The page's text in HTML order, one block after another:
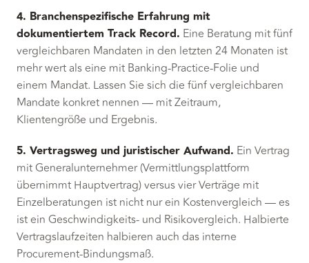
4. Branchenspezifische Erfahrung mit
dokumentiertem Track Record. Eine Beratung mit fünf
vergleichbaren Mandaten in den letzten 24 Monaten ist
mehr wert als eine mit Banking-Practice-Folie und
einem Mandat. Lassen Sie sich die fünf vergleichbaren
Mandate konkret nennen — mit Zeitraum,
Klientengröße und Ergebnis.
5. Vertragsweg und juristischer Aufwand. Ein Vertrag
mit Generalunternehmer (Vermittlungsplattform
übernimmt Hauptvertrag) versus vier Verträge mit
Einzelberatungen ist nicht nur ein Kostenvergleich — es
ist ein Geschwindigkeits- und Risikovergleich. Halbierte
Vertragslaufzeiten halbieren auch das interne
Procurement-Bindungsmaß.